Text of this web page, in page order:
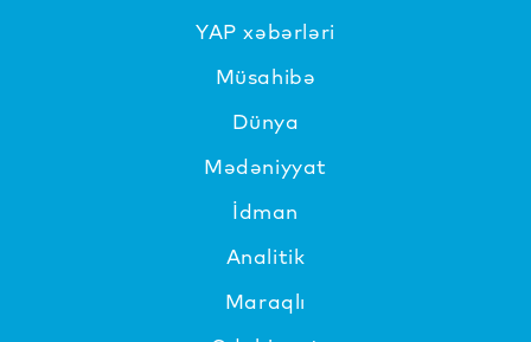
YAP xəbərləri
Müsahibə
Dünya
Mədəniyyat
İdman
Analitik
Maraqlı